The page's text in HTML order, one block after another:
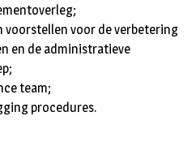
voorstellen voor de verbetering
en de administratieve
team;
procedures.